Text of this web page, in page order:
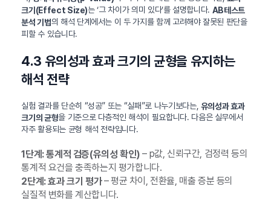
크기(Effect Size)는 ‘그 차이가 의미 있다’를 설명합니다. AB테스트
분석 기법의 해석 단계에서는 이 두 가지를 함께 고려해야 잘못된 판단을
피할 수 있습니다.
4.3 유의성과 효과 크기의 균형을 유지하는
해석 전략
실험 결과를 단순히 “성공” 또는 “실패”로 나누기보다는, 유의성과 효과
크기의 균형을 기준으로 다층적인 해석이 필요합니다. 다음은 실무에서
자주 활용되는 균형 해석 전략입니다.
1단계: 통계적 검증(유의성 확인) – p값, 신뢰구간, 검정력 등의
통계적 요건을 충족하는지 평가합니다.
2단계: 효과 크기 평가– 평균 차이, 전환율, 매출 증분 등의
실질적 변화를 계산합니다.